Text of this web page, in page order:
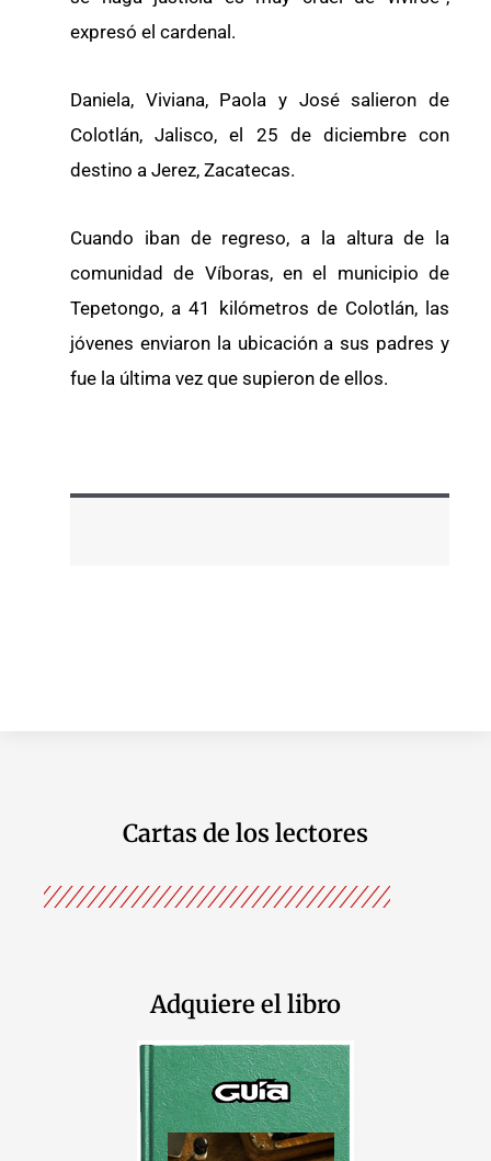
expresó el cardenal.
Daniela, Viviana, Paola y José salieron de
Colotlán, Jalisco, el 25 de diciembre con
destino a Jerez, Zacatecas.
Cuando iban de regreso, a la altura de la
comunidad de Víboras, en el municipio de
Tepetongo, a 41 kilómetros de Colotlán, las
jóvenes enviaron la ubicación a sus padres y
fue la última vez que supieron de ellos.
Cartas de los lectores
Adquiere el libro